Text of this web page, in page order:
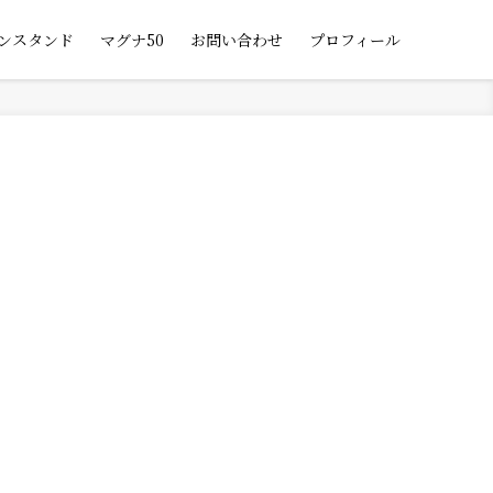
スタンド マグナ50 お問い合わせ プロフィール